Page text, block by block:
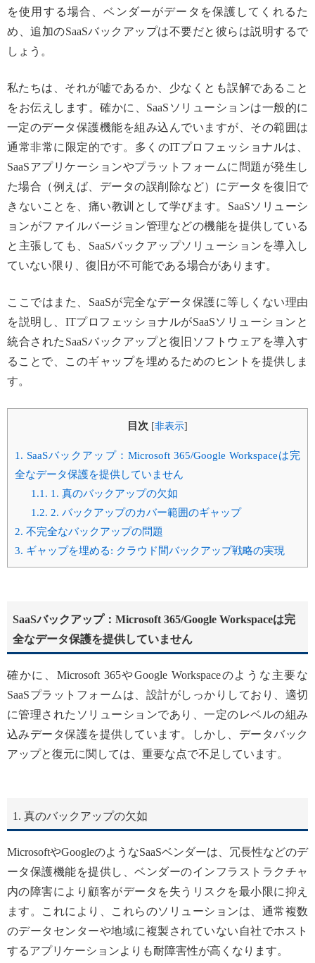
を使用する場合、ベンダーがデータを保護してくれるた
め、追加のSaaSバックアップは不要だと彼らは説明するで
しょう。
私たちは、それが嘘であるか、少なくとも誤解であること
をお伝えします。確かに、SaaSソリューションは一般的に
一定のデータ保護機能を組み込んでいますが、その範囲は
通常非常に限定的です。多くのITプロフェッショナルは、
SaaSアプリケーションやプラットフォームに問題が発生し
た場合（例えば、データの誤削除など）にデータを復旧で
きないことを、痛い教训として学びます。SaaSソリューシ
ョンがファイルバージョン管理などの機能を提供している
と主張しても、SaaSバックアップソリューションを導入し
ていない限り、復旧が不可能である場合があります。
ここではまた、SaaSが完全なデータ保護に等しくない理由
を説明し、ITプロフェッショナルがSaaSソリューションと
統合されたSaaSバックアップと復旧ソフトウェアを導入す
ることで、このギャップを埋めるためのヒントを提供しま
す。
目次 [非表示]
1. SaaSバックアップ：Microsoft 365/Google Workspaceは完
全なデータ保護を提供していません
1.1. 1. 真のバックアップの欠如
1.2. 2. バックアップのカバー範囲のギャップ
2. 不完全なバックアップの問題
3. ギャップを埋める: クラウド間バックアップ戦略の実現
SaaSバックアップ：Microsoft 365/Google Workspaceは完
全なデータ保護を提供していません
確かに、Microsoft 365やGoogle Workspaceのような主要な
SaaSプラットフォームは、設計がしっかりしており、適切
に管理されたソリューションであり、一定のレベルの組み
込みデータ保護を提供しています。しかし、データバック
アップと復元に関しては、重要な点で不足しています。
1. 真のバックアップの欠如
MicrosoftやGoogleのようなSaaSベンダーは、冗長性などのデ
ータ保護機能を提供し、ベンダーのインフラストラクチャ
内の障害により顧客がデータを失うリスクを最小限に抑え
ます。これにより、これらのソリューションは、通常複数
のデータセンターや地域に複製されていない自社でホスト
するアプリケーションよりも耐障害性が高くなります。